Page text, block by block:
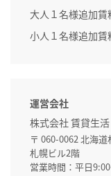
大人１名様追加賃
小人１名様追加賃
運営会社
株式会社 賃貸生活
〒 060-0062 北海
札幌ビル2階
営業時間：平日